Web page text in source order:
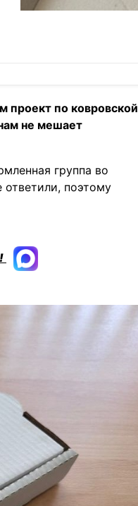
по ковровской
не мешает
группа во
поэтому